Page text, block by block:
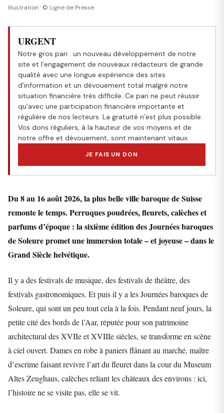
Illustration : © Ligne de Presse
URGENT
Notre gros pari : un nouveau développement de notre
site et l’engagement de nouveaux rédacteurs de grande
qualité avec une longue expérience des sites
d’information et un dévouement total malgré notre
situation financière très difficile. Ce pari ne peut réussir
qu’avec une participation financière importante et
régulière de nos lecteurs. La gratuité n’est plus possible.
Vos dons réguliers, à la hauteur de vos moyens et de
notre offre et dévouement, sont maintenant vitaux.
JE FAIS UN DON
Du 8 au 16 août 2026, la plus belle ville baroque de Suisse
remonte le temps. Perruques poudrées, fleurets, calèches et
parfums d’époque : la sixième édition des Journées baroques
de Soleure promet une immersion totale – et joyeuse – dans le
Grand Siècle helvétique.
Il y a des festivals de musique, des festivals de théâtre, des
festivals gastronomiques. Et puis il y a les Journées baroques de
Soleure, qui sont un peu tout cela à la fois. Pendant neuf jours, la
petite cité des bords de l’Aar, réputée pour son patrimoine
architectural des XVIIe et XVIIIe siècles, se transforme en scène
à ciel ouvert. Dames en robe à paniers flânant au marché, maître
d’escrime faisant revivre l’art du fleuret dans la cour du Museum
Altes Zeughaus, calèches reliant les châteaux des environs : ici,
l’histoire ne se visite pas, elle se vit.